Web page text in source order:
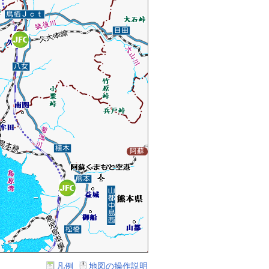
凡例 地図の操作説明